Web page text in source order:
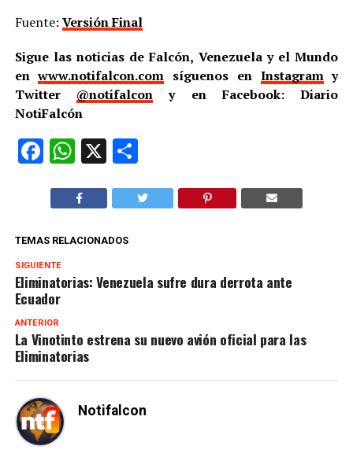
Fuente: Versión Final
Sigue las noticias de Falcón, Venezuela y el Mundo
enwww.notifalcon.com síguenos en Instagramy
Twitter @notifalcon y en Facebook: Diario
NotiFalcón
Facebook
WhatsApp
X Compartir
TEMAS RELACIONADOS
SIGUIENTE
Eliminatorias: Venezuela sufre dura derrota ante
Ecuador
ANTERIOR
La Vinotinto estrena su nuevo avión oficial para las
Eliminatorias
Notifalcon